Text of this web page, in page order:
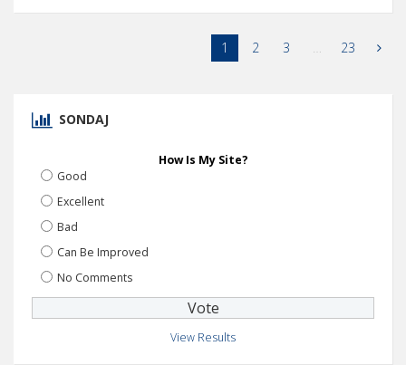
1 2 3 … 23
SONDAJ
How Is My Site?
Good
Excellent
Bad
Can Be Improved
No Comments
View Results